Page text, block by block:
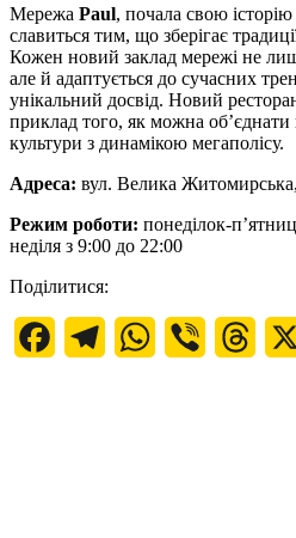
Мережа Paul, почала свою
славиться тим, що зберігає
Кожен новий заклад мережі не
але й адаптується до сучасних
унікальний досвід. Новий
приклад того, як можна об’єднати
культури з динамікою мегаполісу.
Адреса: вул. Велика
Режим роботи: понеділок-
неділя з 9:00 до 22:00
Поділитися:
FacebookTelegramWhatsApp
Viber